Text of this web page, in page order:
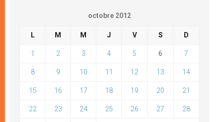
octobre 2012
L M M J V S D
1 2 3 4 5 6 7
8 9 10 11 12 13 14
15 16 17 18 19 20 21
22 23 24 25 26 27 28